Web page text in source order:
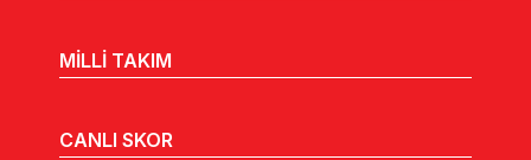
MİLLİ TAKIM
CANLI SKOR